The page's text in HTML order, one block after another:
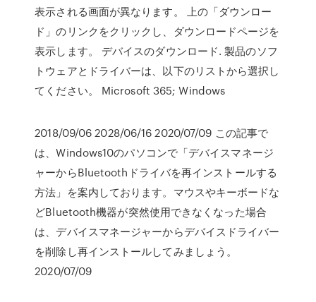
表示される画面が異なります。 上の「ダウンロー
ド」のリンクをクリックし、ダウンロードページを
表示します。 デバイスのダウンロード. 製品のソフ
トウェアとドライバーは、以下のリストから選択し
てください。 Microsoft 365; Windows
2018/09/06 2028/06/16 2020/07/09 この記事で
は、Windows10のパソコンで「デバイスマネージ
ャーからBluetoothドライバを再インストールする
方法」を案内しております。マウスやキーボードな
どBluetooth機器が突然使用できなくなった場合
は、デバイスマネージャーからデバイスドライバー
を削除し再インストールしてみましょう。
2020/07/09